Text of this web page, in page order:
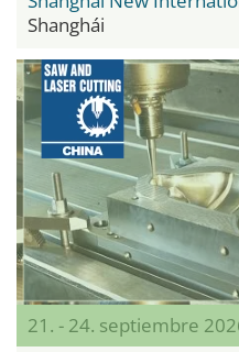
Shanghái
21. - 24. septiembre